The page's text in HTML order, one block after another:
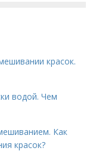
красок.
водой. Чем
Как
красок?